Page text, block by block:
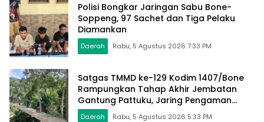
Polisi Bongkar Jaringan Sabu Bone-
Soppeng, 97 Sachet dan Tiga Pelaku
Diamankan
Daerah Rabu, 5 Agustus 2026 7:33 PM
Satgas TMMD ke-129 Kodim 1407/Bone
Rampungkan Tahap Akhir Jembatan
Gantung Pattuku, Jaring Pengaman
Mulai Terpasang
Daerah Rabu, 5 Agustus 2026 5:33 PM